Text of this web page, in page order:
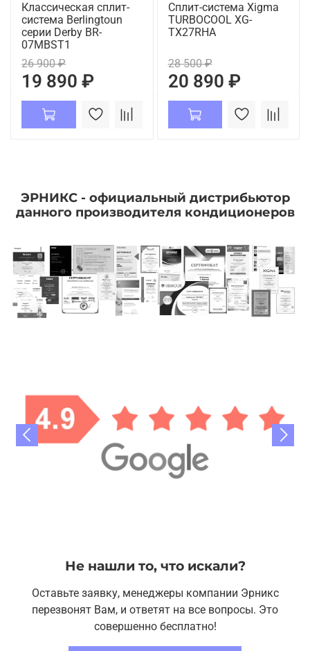
Классическая сплит-
система Berlingtoun
серии Derby BR-
07MBST1
26 900 ₽
19 890 ₽
Сплит-система Xigma
TURBOCOOL XG-
TX27RHA
28 500 ₽
20 890 ₽
ЭРНИКС - официальный дистрибьютор
данного производителя кондиционеров
Не нашли то, что искали?
Оставьте заявку, менеджеры компании Эрникс
перезвонят Вам, и ответят на все вопросы. Это
совершенно бесплатно!